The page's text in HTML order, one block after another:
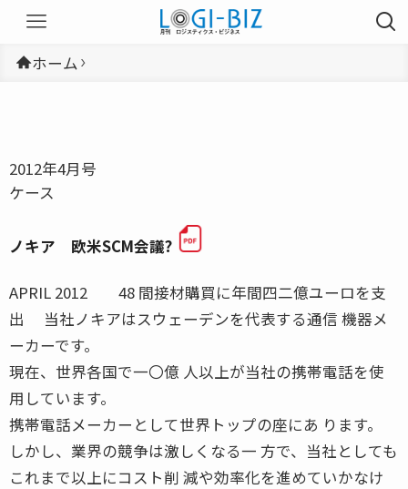
ホーム
2012年4月号
ケース
ノキア 欧米SCM会議?
APRIL 2012 48 間接材購買に年間四二億ユーロを支
出 当社ノキアはスウェーデンを代表する通信 機器メ
ーカーです。
現在、世界各国で一〇億 人以上が当社の携帯電話を使
用しています。
携帯電話メーカーとして世界トップの座にあ ります。
しかし、業界の競争は激しくなる一 方で、当社としても
これまで以上にコスト削 減や効率化を進めていかなけ